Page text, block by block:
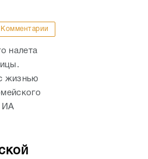
Комментарии
налета
жизнью
ИА